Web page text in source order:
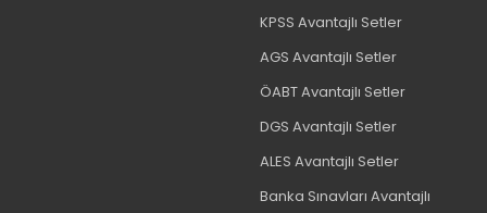
KPSS Avantajlı Setler
AGS Avantajlı Setler
ÖABT Avantajlı Setler
DGS Avantajlı Setler
ALES Avantajlı Setler
Banka Sınavları Avantajlı